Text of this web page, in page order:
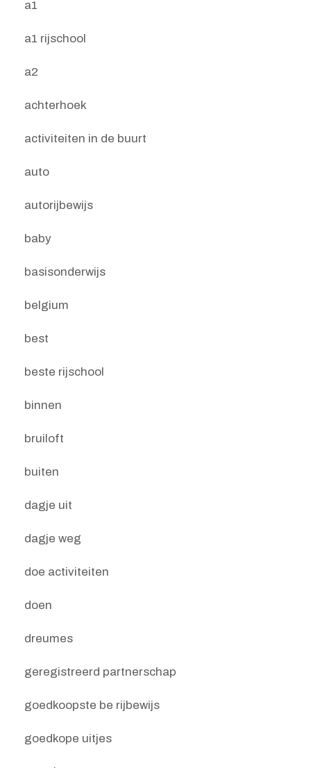
a1
a1 rijschool
a2
achterhoek
activiteiten in de buurt
auto
autorijbewijs
baby
basisonderwijs
belgium
best
beste rijschool
binnen
bruiloft
buiten
dagje uit
dagje weg
doe activiteiten
doen
dreumes
geregistreerd partnerschap
goedkoopste be rijbewijs
goedkope uitjes